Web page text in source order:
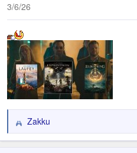
3/6/26
R
e
Zakku